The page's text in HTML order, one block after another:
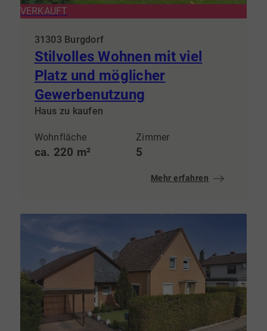
VERKAUFT
31303 Burgdorf
Stilvolles Wohnen mit viel
Platz und möglicher
Gewerbenutzung
Haus zu kaufen
Wohnfläche
ca. 220 m²
Zimmer
5
Mehr erfahren